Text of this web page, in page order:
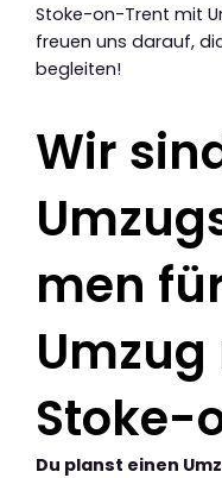
Stoke-on-Trent mit
freuen uns darauf,
begleiten!
Wir
men
Stoke-
Du planst einen